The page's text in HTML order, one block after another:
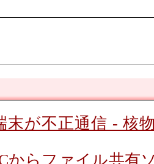
末が不正通信 - 核
からファイル共有